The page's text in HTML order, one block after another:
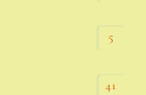
5
41